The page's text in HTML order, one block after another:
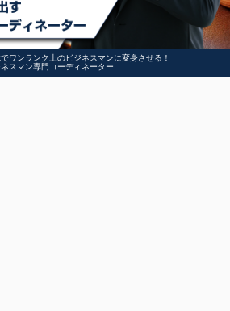
ワンランク上のビジネスマンに変身させる！
ネスマン専門コーディネーター